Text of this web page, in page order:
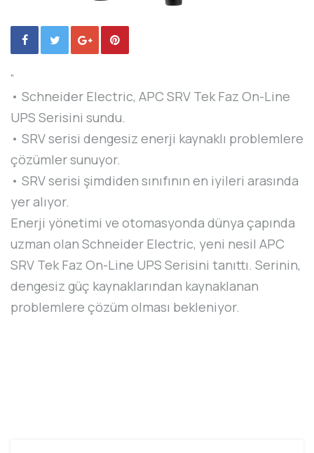
"
• Schneider Electric, APC SRV Tek Faz On-Line
UPS Serisini sundu.
• SRV serisi dengesiz enerji kaynaklı problemlere
çözümler sunuyor.
• SRV serisi şimdiden sınıfının en iyileri arasında
yer alıyor.
Enerji yönetimi ve otomasyonda dünya çapında
uzman olan Schneider Electric, yeni nesil APC
SRV Tek Faz On-Line UPS Serisini tanıttı. Serinin,
dengesiz güç kaynaklarından kaynaklanan
problemlere çözüm olması bekleniyor.